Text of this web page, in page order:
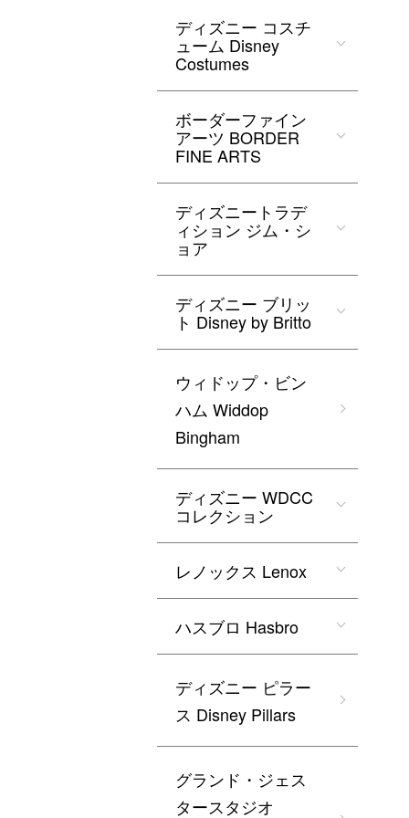
ディズニー コスチ
ューム Disney
Costumes
ボーダーファイン
アーツ BORDER
FINE ARTS
ディズニートラデ
ィション ジム・シ
ョア
ディズニー ブリッ
ト Disney by Britto
ウィドップ・ビン
ハム Widdop
Bingham
ディズニー WDCC
コレクション
レノックス Lenox
ハスブロ Hasbro
ディズニー ピラー
ス Disney Pillars
グランド・ジェス
タースタジオ